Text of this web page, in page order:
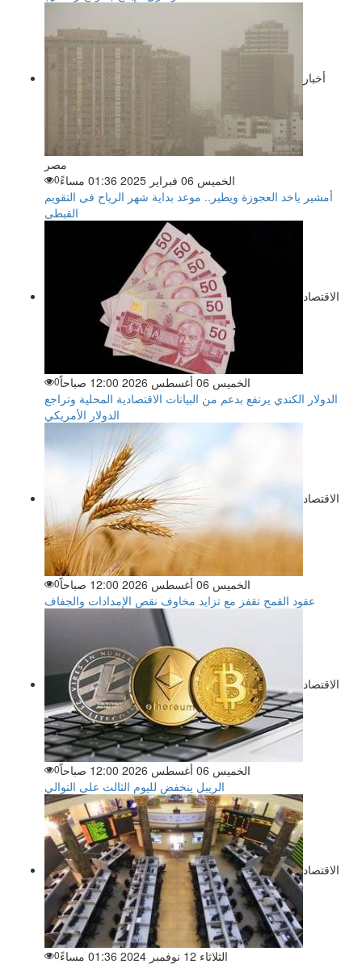
أخبار
مصر
الخميس 06 فبراير 2025 01:36 مساءً
0
أمشير ياخد العجوزة ويطير.. موعد بداية شهر الرياح فى التقويم
القبطى
الاقتصاد
الخميس 06 أغسطس 2026 12:00 صباحاً 0
الدولار الكندي يرتفع بدعم من البيانات الاقتصادية المحلية وتراجع
الدولار الأمريكي
الاقتصاد
الخميس 06 أغسطس 2026 12:00 صباحاً 0
عقود القمح تقفز مع تزايد مخاوف نقص الإمدادات والجفاف
الاقتصاد
الخميس 06 أغسطس 2026 12:00 صباحاً 0
الريبل ينخفض لليوم الثالث على التوالي
الاقتصاد
الثلاثاء 12 نوفمبر 2024 01:36 مساءً 0